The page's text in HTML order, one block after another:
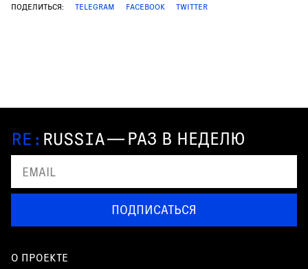
ПОДЕЛИТЬСЯ: TELEGRAM FACEBOOK TWITTER
— РАЗ В НЕДЕЛЮ
ПОДПИСАТЬСЯ
О ПРОЕКТЕ